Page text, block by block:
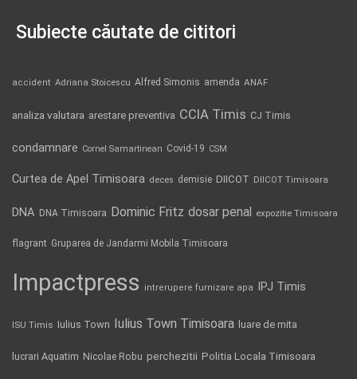
Subiecte căutate de cititori
accident Adriana Stoicescu Alfred Simonis amenda ANAF
analiza valutara arestare preventiva CCIA Timis CJ Timis
condamnare Cornel Samartinean Covid-19 CSM
Curtea de Apel Timisoara deces demisie DIICOT DIICOT Timisoara
DNA DNA Timisoara Dominic Fritz dosar penal expozitie Timisoara
flagrant Gruparea de Jandarmi Mobila Timisoara
Impactpress intrerupere furnizare apa IPJ Timis
ISU Timis Iulius Town Iulius Town Timisoara luare de mita
lucrari Aquatim Nicolae Robu perchezitii Politia Locala Timisoara